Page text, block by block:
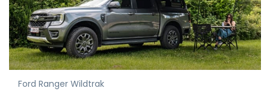
Ford Ranger Wildtrak